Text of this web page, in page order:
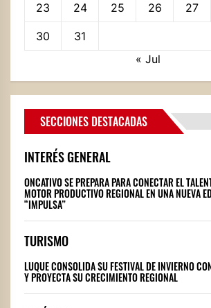
23 24 25 26 27
30
31
« Jul
SECCIONES DESTACADAS
INTERÉS GENERAL
ONCATIVO SE PREPARA PARA CONECTAR EL
MOTOR PRODUCTIVO REGIONAL EN UNA NUEVA
“IMPULSA”
TURISMO
LUQUE CONSOLIDA SU FESTIVAL DE INVIERNO
Y PROYECTA SU CRECIMIENTO REGIONAL